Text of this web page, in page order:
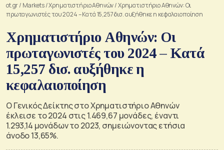
ot.gr/ Markets/Xρηματιστήριο Αθηνών/Χρηματιστήριο Αθηνών: Οι
πρωταγωνιστές του 2024 – Κατά 15,257 δισ. αυξήθηκε η κεφαλαιοποίηση
Χρηματιστήριο Αθηνών: Οι
πρωταγωνιστές του 2024 – Κατά
15,257 δισ. αυξήθηκε η
κεφαλαιοποίηση
Ο Γενικός Δείκτης στο Χρηματιστήριο Αθηνών
έκλεισε το 2024 στις 1.469,67 μονάδες, έναντι
1.293,14 μονάδων το 2023, σημειώνοντας ετήσια
άνοδο 13,65%.